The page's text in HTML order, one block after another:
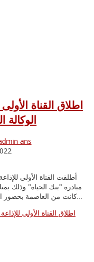
اطلاق القناة
الوكالة
ans
أطلقت القناة الأولى
مبادرة "بنك الحياة" وذلك
كانت من العاصمة بحضور المدير العام للاذاعة الجزائرية، المديرة العامة…
اطلاق القناة الأولى